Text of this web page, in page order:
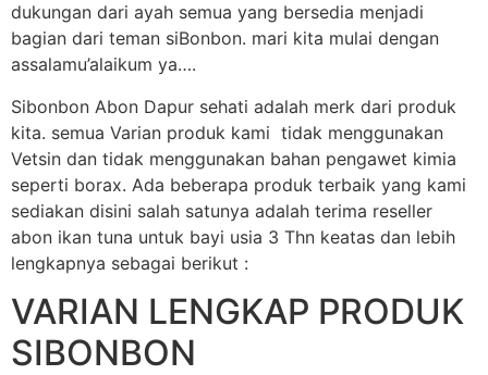
dukungan dari ayah semua yang bersedia menjadi
bagian dari teman siBonbon. mari kita mulai dengan
assalamu’alaikum ya….
Sibonbon Abon Dapur sehati adalah merk dari produk
kita. semua Varian produk kami tidak menggunakan
Vetsin dan tidak menggunakan bahan pengawet kimia
seperti borax. Ada beberapa produk terbaik yang kami
sediakan disini salah satunya adalah terima reseller
abon ikan tuna untuk bayi usia 3 Thn keatas dan lebih
lengkapnya sebagai berikut :
VARIAN LENGKAP PRODUK
SIBONBON